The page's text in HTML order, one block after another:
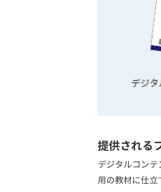
提供される
デジタルコン
用の教材に仕立